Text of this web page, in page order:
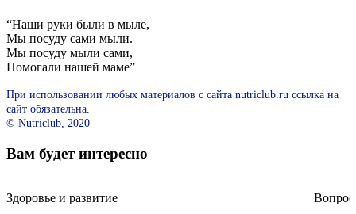
“Наши руки были в мыле,
Мы посуду сами мыли.
Мы посуду мыли сами,
Помогали нашей маме”
При использовании любых материалов с сайта nutriclub.ru ссылка на
сайт обязательна.
© Nutriclub, 2020
Вам будет интересно
Здоровье и развитие